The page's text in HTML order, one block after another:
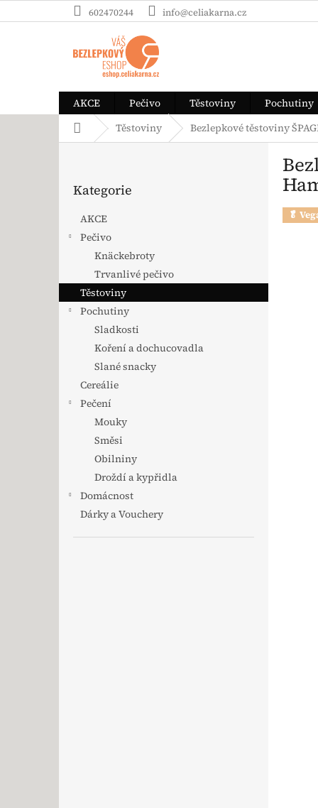
602470244 info@celiakarna.cz
AKCE Pečivo Těstoviny Pochutiny
Domů Těstoviny Bezlepkové těstoviny
Kategorie
AKCE
Pečivo
Knäckebroty
Trvanlivé pečivo
Těstoviny
Pochutiny
Sladkosti
Koření a dochucovadla
Slané snacky
Cereálie
Pečení
Mouky
Směsi
Obilniny
Droždí a kypřidla
Domácnost
Dárky a Vouchery
🥬